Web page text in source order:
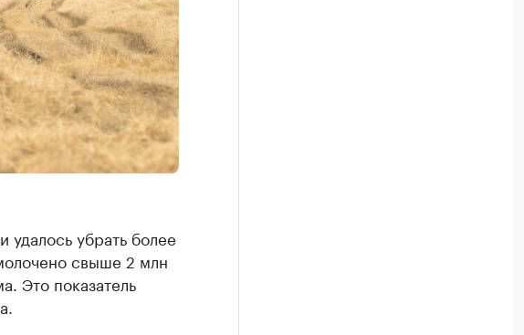
убрать более
свыше 2 млн
Это показатель